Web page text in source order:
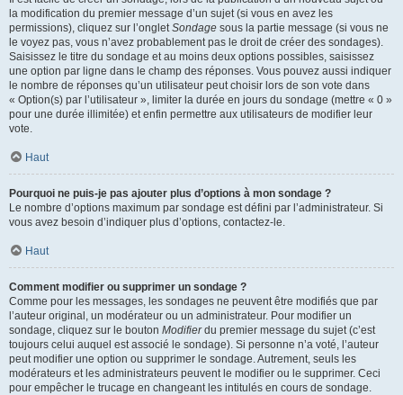
la modification du premier message d’un sujet (si vous en avez les
permissions), cliquez sur l’ongletSondage sous la partie message (si vous ne
le voyez pas, vous n’avez probablement pas le droit de créer des sondages).
Saisissez le titre du sondage et au moins deux options possibles, saisissez
une option par ligne dans le champ des réponses. Vous pouvez aussi indiquer
le nombre de réponses qu’un utilisateur peut choisir lors de son vote dans
« Option(s) par l’utilisateur », limiter la durée en jours du sondage (mettre « 0 »
pour une durée illimitée) et enfin permettre aux utilisateurs de modifier leur
vote.
Haut
Pourquoi ne puis-je pas ajouter plus d’options à mon sondage ?
Le nombre d’options maximum par sondage est défini par l’administrateur. Si
vous avez besoin d’indiquer plus d’options, contactez-le.
Haut
Comment modifier ou supprimer un sondage ?
Comme pour les messages, les sondages ne peuvent être modifiés que par
l’auteur original, un modérateur ou un administrateur. Pour modifier un
sondage, cliquez sur le bouton Modifierdu premier message du sujet (c’est
toujours celui auquel est associé le sondage). Si personne n’a voté, l’auteur
peut modifier une option ou supprimer le sondage. Autrement, seuls les
modérateurs et les administrateurs peuvent le modifier ou le supprimer. Ceci
pour empêcher le trucage en changeant les intitulés en cours de sondage.